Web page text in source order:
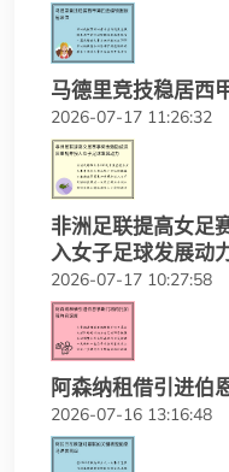
马德里竞技稳居西
2026-07-17 11:26:32
非洲足联提高女足
入女子足球发展动
2026-07-17 10:27:58
阿森纳租借引进伯
2026-07-16 13:16:48